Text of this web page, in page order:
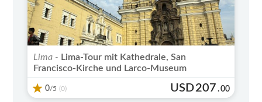
Lima - Lima-Tour mit Kathedrale, San
Francisco-Kirche und Larco-Museum
0/5 (0) USD207 .00